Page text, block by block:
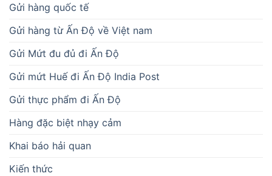
Gửi hàng quốc tế
Gửi hàng từ Ấn Độ về Việt nam
Gửi Mứt đu đủ đi Ấn Độ
Gửi mứt Huế đi Ấn Độ India Post
Gửi thực phẩm đi Ấn Độ
Hàng đặc biệt nhạy cảm
Khai báo hải quan
Kiến thức